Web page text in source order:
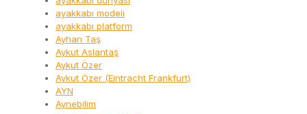
ayakkabı modeli
ayakkabı platform
Ayhan Taş
Aykut Aslantaş
Aykut Özer
Aykut Özer (Eintracht Frankfurt)
AYN
Aynebilim